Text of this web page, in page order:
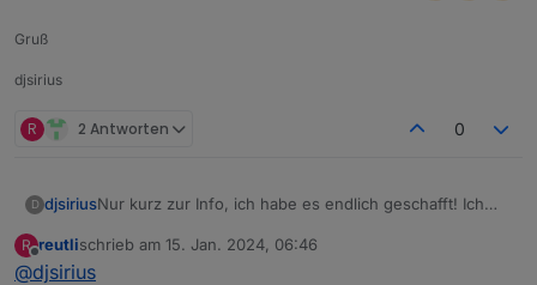
Gruß
djsirius
R 2 Antworten 0
D djsiriusNur kurz zur Info, ich habe es endlich geschafft! Ich
Fritzbox getauscht habe, übernommen. Dort war der
Vielen Dank an alle, die mir geholfen haben!
R
Offline
reutlischrieb am 15. Jan. 2024, 06:46
zuletzt editiert von
@djsirius